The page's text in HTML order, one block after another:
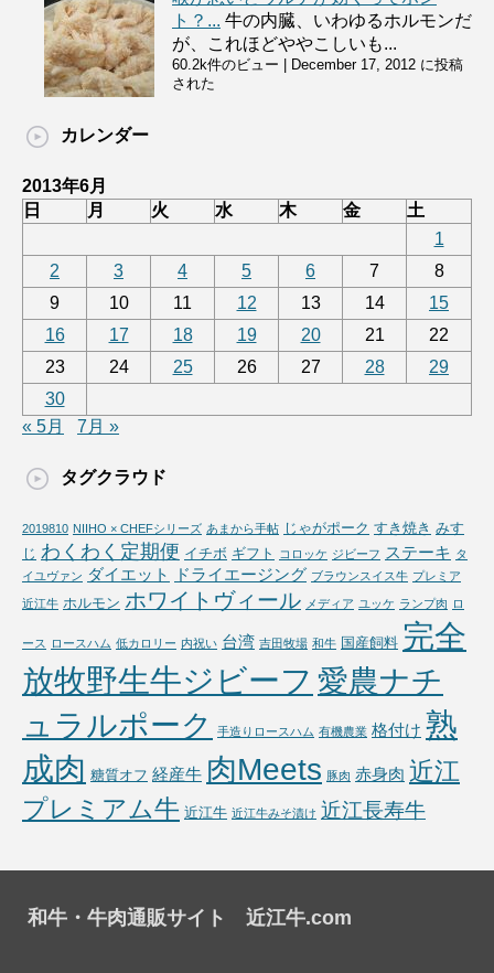
ト？... 牛の内臓、いわゆるホルモンだ
が、これほどややこしいも...
60.2k件のビュー
December 17, 2012 に投稿
された
カレンダー
2013年6月
日
月 火 水 木 金
土
1
2
3 4 5 6 7
8
9
10 11 12 13 14
15
16
17 18 19 20 21
22
23
24 25 26 27 28
29
30
« 5月
7月 »
タグクラウド
2019810 NIIHO × CHEFシリーズ あまから手帖 じゃがポーク すき焼き みす
じ わくわく定期便 イチボ ギフト コロッケ ジビーフ ステーキ タ
イユヴァン ダイエット ドライエージング ブラウンスイス牛 プレミア
近江牛 ホルモン ホワイトヴィール メディア ユッケ ランプ肉 ロ
ース ロースハム 低カロリー 内祝い 台湾 吉田牧場 和牛 国産飼料 完全
放牧野生牛ジビーフ 愛農ナチ
ュラルポーク
手造りロースハム 有機農業 格付け 熟
成肉 糖質オフ 経産牛 肉Meets 豚肉 赤身肉 近江
プレミアム牛 近江牛 近江牛みそ漬け 近江長寿牛
和牛・牛肉通販サイト 近江牛.com